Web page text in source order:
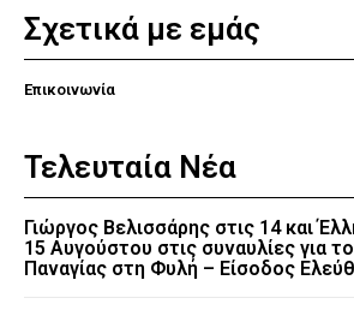
Σχετικά με εμάς
Επικοινωνία
Τελευταία Νέα
Γιώργος Βελισσάρης στις 14 και
15 Αυγούστου στις συναυλίες για
Παναγίας στη Φυλή – Είσοδος